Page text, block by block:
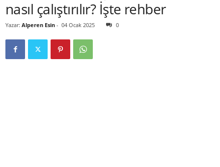
nasıl çalıştırılır? İşte rehber
Yazar: Alperen Esin - 04 Ocak 2025 0